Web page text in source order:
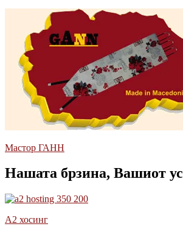
Мастор ГАНН
Нашата брзина, Вашиот
А2 хосинг